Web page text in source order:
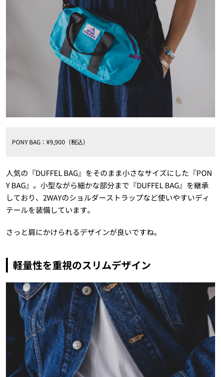
PONY BAG：¥9,900（税込）
人気の『DUFFEL BAG』をそのまま小さなサイズにした『PON
Y BAG』。小型ながら細かな部分まで『DUFFEL BAG』を継承
しており、2WAYのショルダーストラップなど使いやすいディ
テールを装備しています。
さっと肩にかけられるデザインが良いですね。
軽量性を重視のスリムデザイン